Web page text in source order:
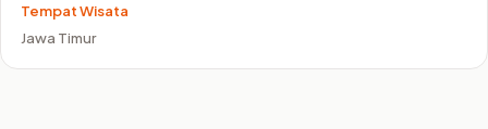
Tempat Wisata
Jawa Timur